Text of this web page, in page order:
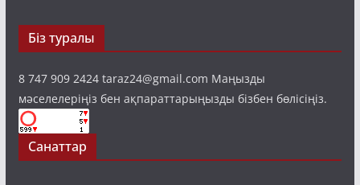
Біз туралы
8 747 909 2424 taraz24@gmail.com Маңызды
мәселелеріңіз бен ақпараттарыңызды бізбен бөлісіңіз.
Санаттар